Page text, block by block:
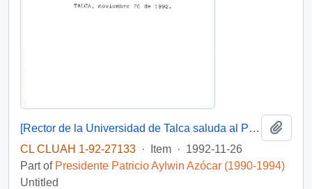
[Rector de la Universidad de Talca saluda al Presidente en su cumpleaños]
CL CLUAH 1-92-27133 · Item · 1992-11-26
Part of Presidente Patricio Aylwin Azócar (1990-1994)
Untitled